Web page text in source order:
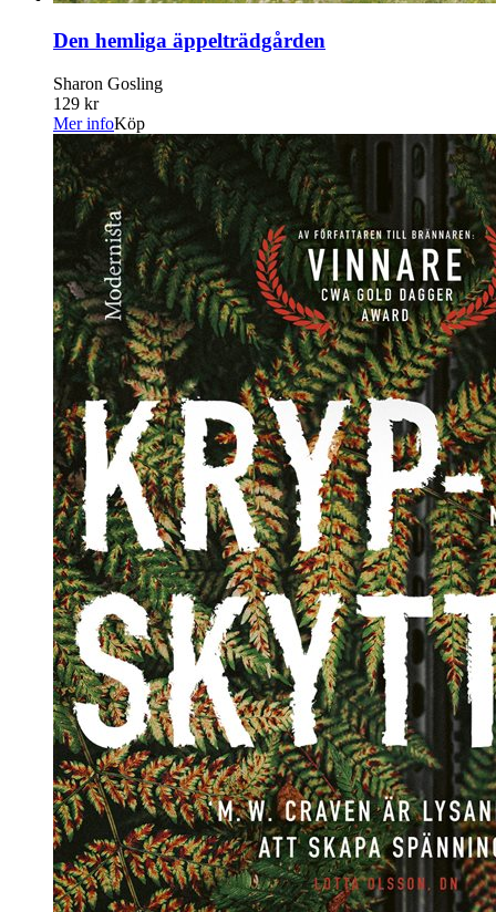
Den hemliga äppelträdgården
Sharon Gosling
129 kr
Mer infoKöp